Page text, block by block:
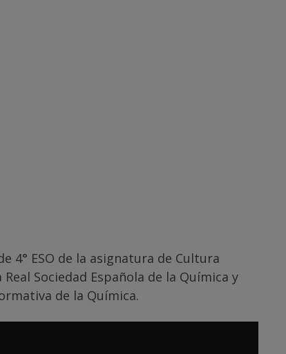
4° ESO de la asignatura de Cultura
Sociedad Española de la Química y
de la Química.